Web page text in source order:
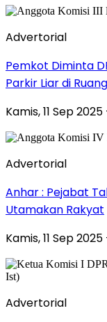
Advertorial
Pemkot Diminta
Parkir Liar di
Kamis, 11 Sep
Advertorial
Anhar : Pejabat
Utamakan Rakyat
Kamis, 11 Sep
Advertorial